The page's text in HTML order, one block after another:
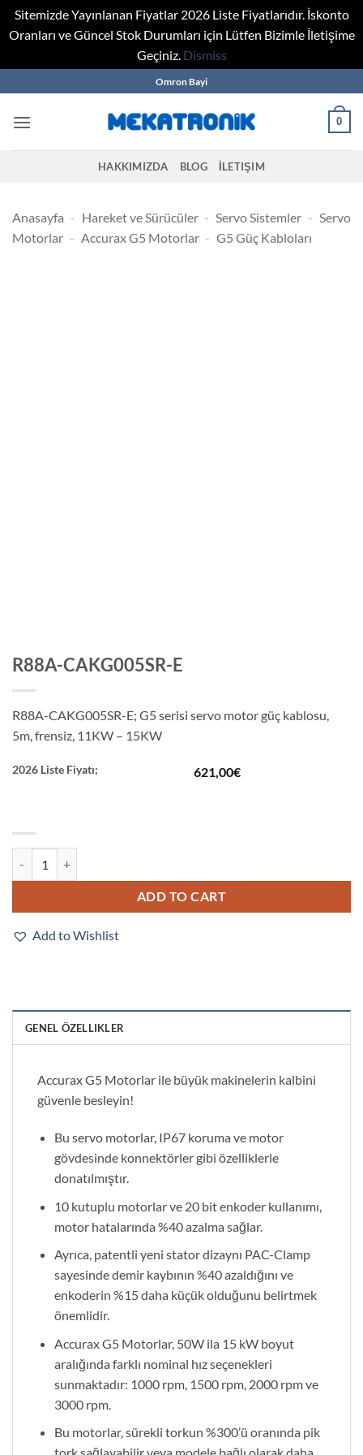
Sitemizde Yayınlanan Fiyatlar 2026 Liste Fiyatlarıdır. İskonto
Oranları ve Güncel Stok Durumları için Lütfen Bizimle İletişime
Geçiniz. Dismiss
to
content
Omron Bayi
0
HAKKIMIZDA BLOG İLETIŞIM
Anasayfa - Hareket ve Sürücüler - Servo Sistemler - Servo
Motorlar - Accurax G5 Motorlar - G5 Güç Kabloları
R88A-CAKG005SR-E
R88A-CAKG005SR-E; G5 serisi servo motor güç kablosu,
5m, frensiz, 11KW – 15KW
2026 Liste Fiyatı; 621,00€
ADD TO CART
Add to Wishlist
GENEL ÖZELLIKLER
Accurax G5 Motorlar ile büyük makinelerin kalbini
güvenle besleyin!
Bu servo motorlar, IP67 koruma ve motor
gövdesinde konnektörler gibi özelliklerle
donatılmıştır.
10 kutuplu motorlar ve 20 bit enkoder kullanımı,
motor hatalarında %40 azalma sağlar.
Ayrıca, patentli yeni stator dizaynı PAC-Clamp
sayesinde demir kaybının %40 azaldığını ve
enkoderin %15 daha küçük olduğunu belirtmek
önemlidir.
Accurax G5 Motorlar, 50W ila 15 kW boyut
aralığında farklı nominal hız seçenekleri
sunmaktadır: 1000 rpm, 1500 rpm, 2000 rpm ve
3000 rpm.
Bu motorlar, sürekli torkun %300’ü oranında pik